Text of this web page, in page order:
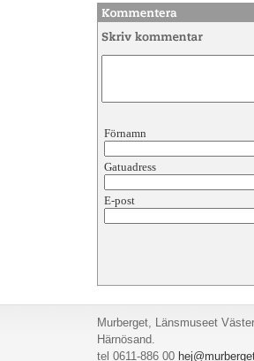
Förnamn
Gatuadress
E-post
Murberget, Länsmuseet
Härnösand.
tel 0611-886 00